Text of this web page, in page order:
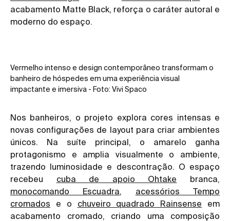
acabamento Matte Black, reforça o caráter autoral e
moderno do espaço.
Nos banheiros, o projeto explora cores intensas e
novas configurações de layout para criar ambientes
únicos. Na suíte principal, o amarelo ganha
protagonismo e amplia visualmente o ambiente,
trazendo luminosidade e descontração. O espaço
recebeu cuba de apoio Ohtake branca,
monocomando Escuadra
acessórios Tempo
cromados e o chuveiro quadrado Rainsense em
acabamento cromado, criando uma composição
Vermelho intenso e design contemporâneo transformam o
banheiro de hóspedes em uma experiência visual
impactante e imersiva - Foto: Vivi Spaco